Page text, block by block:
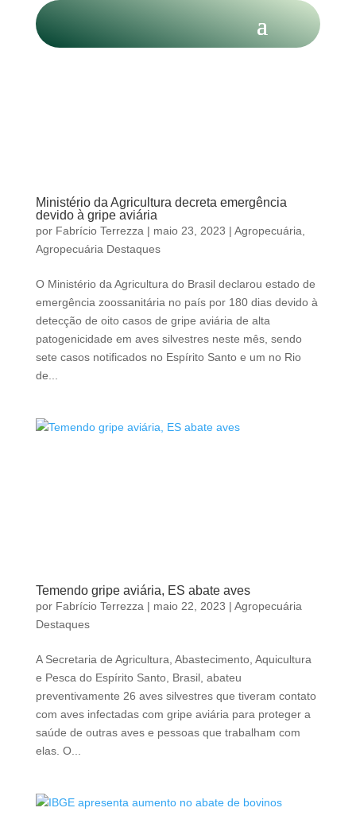
Ministério da Agricultura decreta emergência
devido à gripe aviária
por Fabrício Terrezza | maio 23, 2023 | Agropecuária
Agropecuária Destaques
O Ministério da Agricultura do Brasil declarou estado de
emergência zoossanitária no país por 180 dias devido à
detecção de oito casos de gripe aviária de alta
patogenicidade em aves silvestres neste mês, sendo
sete casos notificados no Espírito Santo e um no Rio
de...
Temendo gripe aviária, ES abate aves
por Fabrício Terrezza| maio 22, 2023 | Agropecuária
Destaques
A Secretaria de Agricultura, Abastecimento, Aquicultura
e Pesca do Espírito Santo, Brasil, abateu
preventivamente 26 aves silvestres que tiveram contato
com aves infectadas com gripe aviária para proteger a
saúde de outras aves e pessoas que trabalham com
elas. O...